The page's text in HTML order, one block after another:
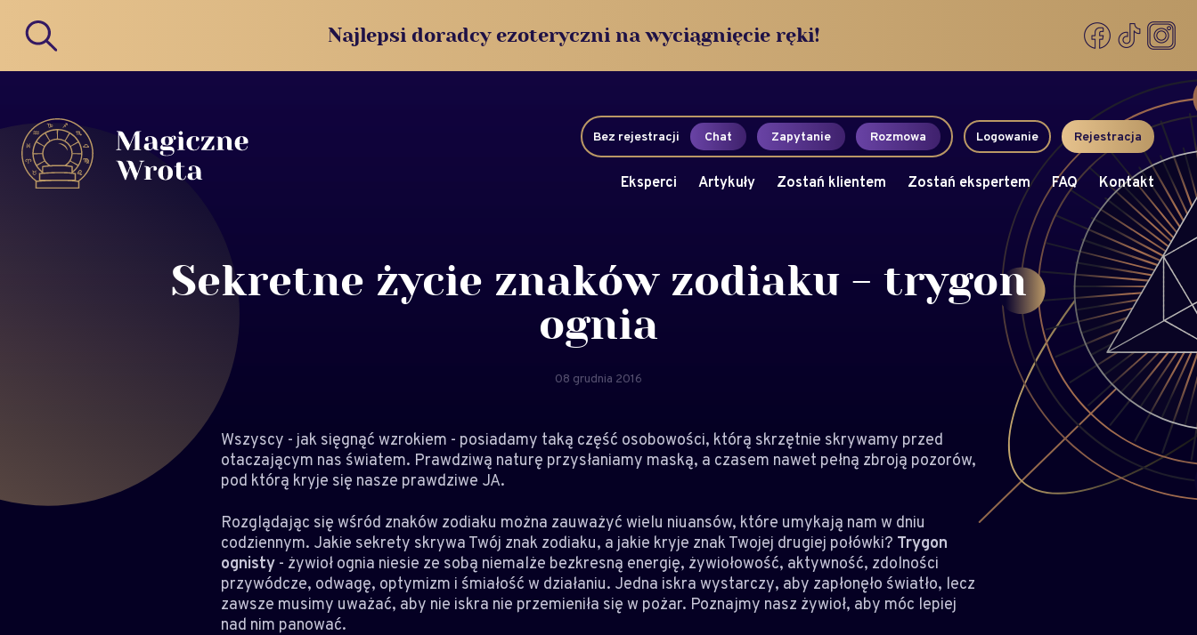
Najlepsi doradcy ezoteryczni na wyciągnięcie ręki!
Bez rejestracji Chat Zapytanie Rozmowa Logowanie Rejestracja
Eksperci Artykuły Zostań klientem Zostań ekspertem FAQ Kontakt
Sekretne życie znaków zodiaku - trygon
ognia
08 grudnia 2016
Wszyscy - jak sięgnąć wzrokiem - posiadamy taką część osobowości, którą skrzętnie skrywamy przed
otaczającym nas światem. Prawdziwą naturę przysłaniamy maską, a czasem nawet pełną zbroją pozorów,
pod którą kryje się nasze prawdziwe JA.
Rozglądając się wśród znaków zodiaku można zauważyć wielu niuansów, które umykają nam w dniu
codziennym. Jakie sekrety skrywa Twój znak zodiaku, a jakie kryje znak Twojej drugiej połówki? Trygon
ognisty - żywioł ognia niesie ze sobą niemalże bezkresną energię, żywiołowość, aktywność, zdolności
przywódcze, odwagę, optymizm i śmiałość w działaniu. Jedna iskra wystarczy, aby zapłonęło światło, lecz
zawsze musimy uważać, aby nie iskra nie przemieniła się w pożar. Poznajmy nasz żywioł, aby móc lepiej
nad nim panować.